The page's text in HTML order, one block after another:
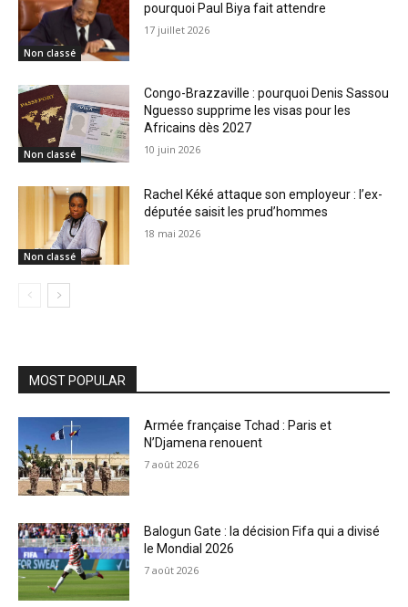
Non classé
pourquoi Paul Biya fait attendre
17 juillet 2026
Non classé
Congo-Brazzaville : pourquoi Denis Sassou
Nguesso supprime les visas pour les
Africains dès 2027
10 juin 2026
Non classé
Rachel Kéké attaque son employeur : l’ex-
députée saisit les prud’hommes
18 mai 2026
MOST POPULAR
Armée française Tchad : Paris et
N’Djamena renouent
7 août 2026
Balogun Gate : la décision Fifa qui a divisé
le Mondial 2026
7 août 2026